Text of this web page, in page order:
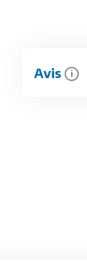
Avis i